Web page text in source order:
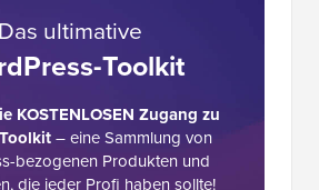
Das ultimative
Toolkit
KOSTENLOSEN Zugang zu
– eine Sammlung von
bezogenen Produkten und
die jeder Profi haben sollte!